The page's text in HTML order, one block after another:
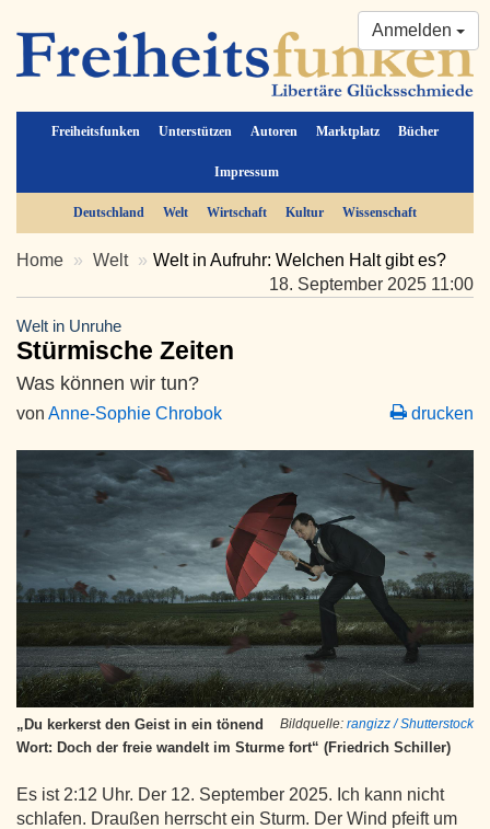
Freiheitsfunken Unterstützen Autoren Marktplatz Bücher
Impressum
Anmelden
Deutschland Welt Wirtschaft Kultur Wissenschaft
Home Welt
Welt in Aufruhr: Welchen Halt gibt es?
18. September 2025 11:00
Welt in Unruhe
Stürmische Zeiten
Was können wir tun?
von Anne-Sophie Chrobok drucken
Bildquelle: rangizz / Shutterstock
„Du kerkerst den Geist in ein tönend
Wort: Doch der freie wandelt im Sturme fort“ (Friedrich Schiller)
Es ist 2:12 Uhr. Der 12. September 2025. Ich kann nicht
schlafen. Draußen herrscht ein Sturm. Der Wind pfeift um